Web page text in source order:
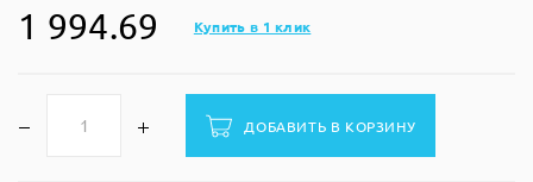
1 994.69 Купить в 1 клик
ДОБАВИТЬ В КОРЗИНУ